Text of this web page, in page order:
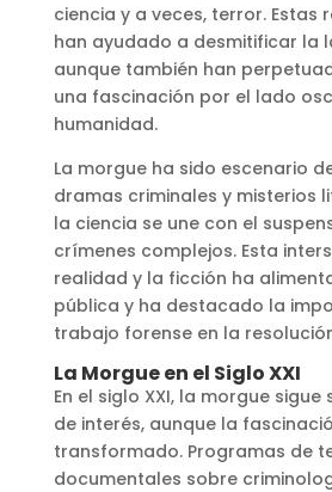
ciencia y a veces, terror. Estas
han ayudado a desmitificar la
aunque también han
una fascinación por el lado
humanidad​​.
La morgue ha sido escenario
dramas criminales y misterios
la ciencia se une con el
crímenes complejos. Esta
realidad y la ficción ha
pública y ha destacado la
trabajo forense en la
La Morgue en el Siglo XXI
En el siglo XXI, la morgue
de interés, aunque la
transformado. Programas de
documentales sobre